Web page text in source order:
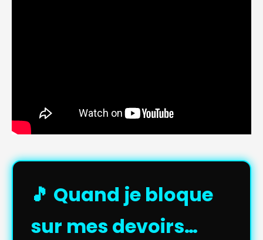
🎵 Quand je bloque
sur mes devoirs…